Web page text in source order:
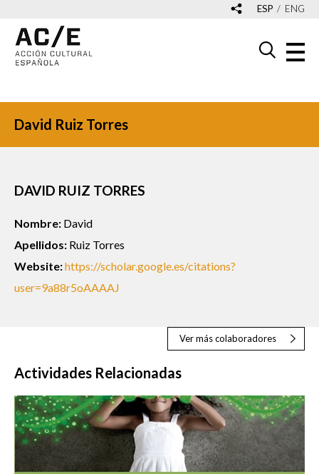
ESP ENG
David Ruiz Torres
DAVID RUIZ TORRES
Nombre: David
Apellidos: Ruiz Torres
Website:https://scholar.google.es/citations?
user=9a88r5oAAAAJ
Ver más colaboradores
Actividades Relacionadas